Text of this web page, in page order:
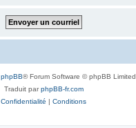
phpBB® Forum Software © phpBB Limited
Traduit parphpBB-fr.com
Confidentialité | Conditions